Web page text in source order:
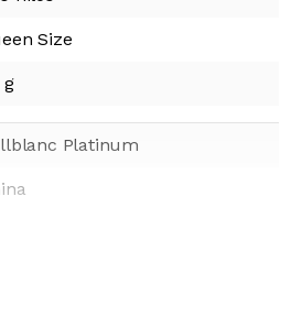
Size
g
Platinum